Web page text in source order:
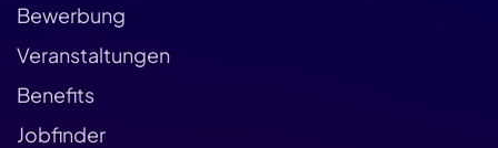
Bewerbung
Veranstaltungen
Benefits
Jobfinder